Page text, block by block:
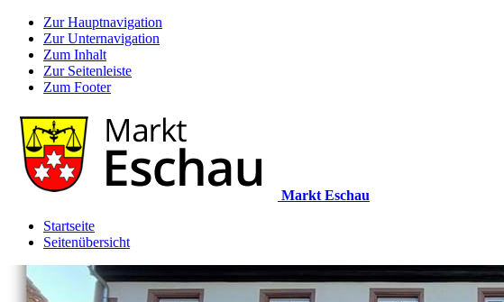
Zur Hauptnavigation
Zur Unternavigation
Zum Inhalt
Zur Seitenleiste
Zum Footer
Markt Eschau
Startseite
Seitenübersicht